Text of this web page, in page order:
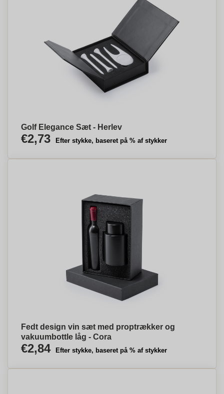
Golf Elegance Sæt - Herlev
€2,73 Efter stykke, baseret på % af stykker
Fedt design vin sæt med proptrækker og
vakuumbottle låg - Cora
€2,84 Efter stykke, baseret på % af stykker